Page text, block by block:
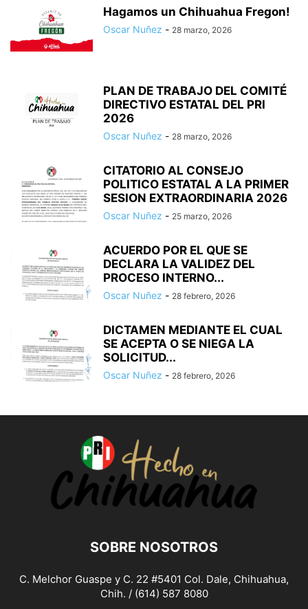
Hagamos un Chihuahua Fregon!
Oscar Nuñez - 28 marzo, 2026
PLAN DE TRABAJO DEL COMITÉ
DIRECTIVO ESTATAL DEL PRI
2026
Oscar Nuñez - 28 marzo, 2026
CITATORIO AL CONSEJO
POLITICO ESTATAL A LA PRIMER
SESION EXTRAORDINARIA 2026
Oscar Nuñez - 25 marzo, 2026
ACUERDO POR EL QUE SE
DECLARA LA VALIDEZ DEL
PROCESO INTERNO...
Oscar Nuñez - 28 febrero, 2026
DICTAMEN MEDIANTE EL CUAL
SE ACEPTA O SE NIEGA LA
SOLICITUD...
Oscar Nuñez - 28 febrero, 2026
SOBRE NOSOTROS
C. Melchor Guaspe y C. 22 #5401 Col. Dale, Chihuahua,
Chih. / (614) 587 8080